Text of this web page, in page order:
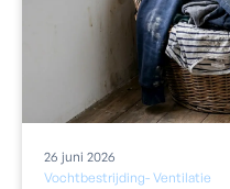
Vochtbestrijding- Ventilatie
26 juni 2026